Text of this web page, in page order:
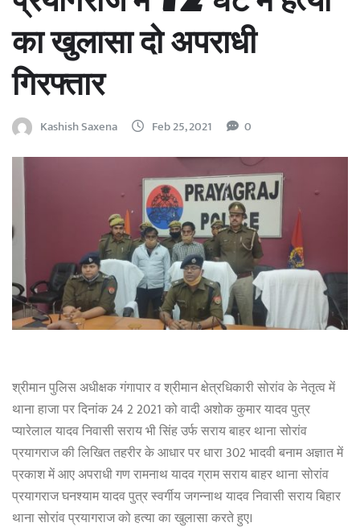
का खुलासा दो अपराधी
गिरफ्तार
Kashish Saxena Feb 25, 2021 0
श्रीमान पुलिस अधीक्षक गंगापार व श्रीमान क्षेत्रधिकारी सोरांव के नेतृत्व में
थाना हाजा पर दिनांक 24 2 2021 को वादी अशोक कुमार यादव पुत्र
प्यारेलाल यादव निवासी सराय भी सिंह उर्फ सराय बाहर थाना सोरांव
प्रयागराज की लिखित तहरीर के आधार पर धारा 302 भादवी बनाम अज्ञात में
प्रकाश में आए अपराधी गण रामनाथ यादव ग्राम सराय बाहर थाना सोरांव
प्रयागराज घनश्याम यादव पुत्र स्वर्गीय जगन्नाथ यादव निवासी सराय बिहार
थाना सोरांव प्रयागराज को हत्या का खुलासा करते हुए।